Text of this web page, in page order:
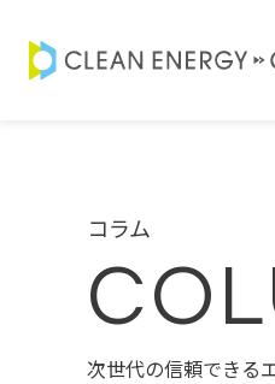
コラム
次世代の信頼できる